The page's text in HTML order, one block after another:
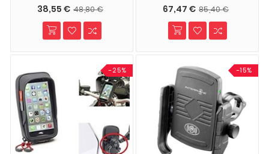
38,55 € 48,80 € 67,47 € 85,40 €
-25% -15%